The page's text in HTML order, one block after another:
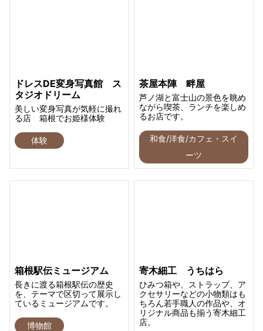
ドレスDE変身写真館 ス
タジオドリーム
美しい変身写真が気軽に撮れ
る店 箱根でお姫様体験
体験
茶屋本陣 畔屋
芦ノ湖と富士山の景色を眺め
ながら喫茶、ランチを楽しめ
るお店です。
和食/洋食/カフェ・スイ
ーツ
箱根駅伝ミュージアム
長きに渡る箱根駅伝の歴史
を、テーマで区切って展示し
ているミュージアムです。
博物館
寄木細工 うちはら
ひみつ箱や、ストラップ、ア
クセサリーなどの小物類はも
ちろん若手職人の作品や、オ
リジナル商品も揃う寄木細工
店。